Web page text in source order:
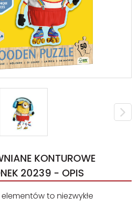
KONTUROWE
20239 - OPIS
elementów to niezwykłe